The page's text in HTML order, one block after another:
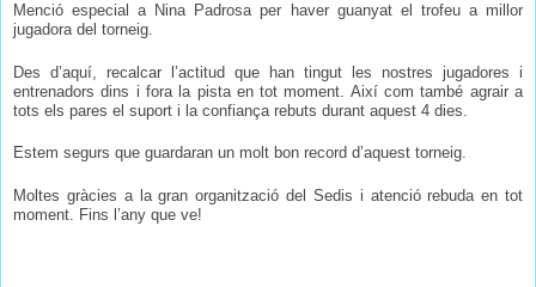
Menció especial a Nina Padrosa per haver guanyat el trofeu a millor
jugadora del torneig.
Des d’aquí, recalcar l’actitud que han tingut les nostres jugadores i
entrenadors dins i fora la pista en tot moment. Així com també agrair a
tots els pares el suport i la confiança rebuts durant aquest 4 dies.
Estem segurs que guardaran un molt bon record d’aquest torneig.
Moltes gràcies a la gran organització del Sedis i atenció rebuda en tot
moment. Fins l’any que ve!